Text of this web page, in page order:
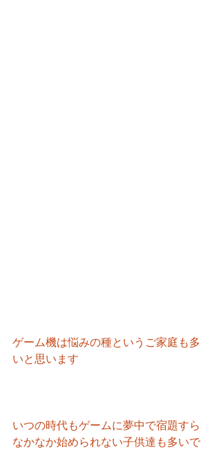
ゲーム機は悩みの種というご家庭も多
いと思います
いつの時代もゲームに夢中で宿題すら
なかなか始められない子供達も多いで